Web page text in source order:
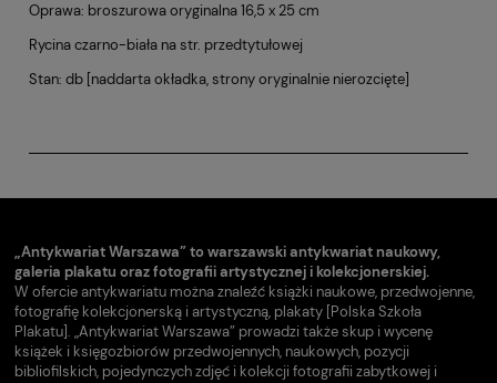
Oprawa: broszurowa oryginalna 16,5 x 25 cm
Rycina czarno-biała na str. przedtytułowej
Stan: db [naddarta okładka, strony oryginalnie nierozcięte]
„Antykwariat Warszawa” to warszawski antykwariat naukowy,
galeria plakatu oraz fotografii artystycznej i kolekcjonerskiej.
W ofercie antykwariatu można znaleźć książki naukowe, przedwojenne,
fotografię kolekcjonerską i artystyczną, plakaty [Polska Szkoła
Plakatu]. „Antykwariat Warszawa” prowadzi także skup i wycenę
książek i księgozbiorów przedwojennych, naukowych, pozycji
bibliofilskich, pojedynczych zdjęć i kolekcji fotografii zabytkowej i